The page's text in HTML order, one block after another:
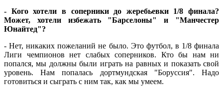
- Кого хотели в соперники до жеребьевки 1/8 финала?
Может, хотели избежать "Барселоны" и "Манчестер
Юнайтед"?
- Нет, никаких пожеланий не было. Это футбол, в 1/8 финала
Лиги чемпионов нет слабых соперников. Кто бы нам ни
попался, мы должны были играть на равных и показать свой
уровень. Нам попалась дортмундская "Боруссия". Надо
готовиться и сыграть с ним так, как мы умеем.